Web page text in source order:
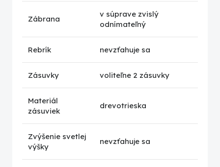
Zábrana
v súprave zvislý
odnímateľný
Rebrík nevzťahuje sa
Zásuvky voliteľne 2 zásuvky
Materiál
zásuviek
drevotrieska
Zvýšenie svetlej
výšky
nevzťahuje sa